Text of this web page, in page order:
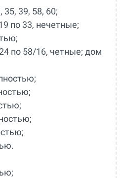
39, 58, 60;
по 33, нечетные;
по 58/16, четные; дом